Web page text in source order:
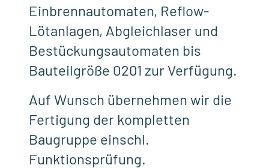
Einbrennautomaten, Reflow-
Lötanlagen, Abgleichlaser und
Bestückungsautomaten bis
Bauteilgröße 0201 zur Verfügung.
Auf Wunsch übernehmen wir die
Fertigung der kompletten
Baugruppe einschl.
Funktionsprüfung.